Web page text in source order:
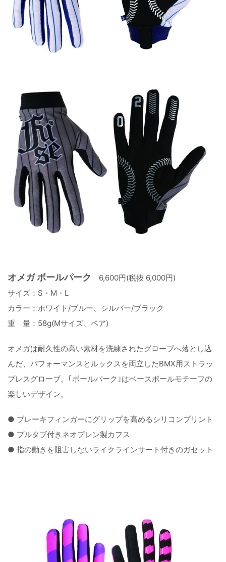
オメガ ボールパーク
6,600円(税抜 6,000円)
サイズ：S・M・L
カラー：ホワイト/ブルー、シルバー/ブラック
重 量：58g(Mサイズ、ペア)
オメガは耐久性の高い素材を洗練されたグローブへ落とし込
んだ、パフォーマンスとルックスを両立したBMX用ストラッ
プレスグローブ。｢ボールパーク｣はベースボールモチーフの
楽しいデザイン。
● ブレーキフィンガーにグリップを高めるシリコンプリント
● プルタブ付きネオプレン製カフス
● 指の動きを阻害しないライクラインサート付きのガセット